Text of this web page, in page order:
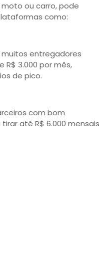
ou carro, pode
como:
muitos entregadores
3.000 por mês,
de pico.
com bom
até R$ 6.000 mensais